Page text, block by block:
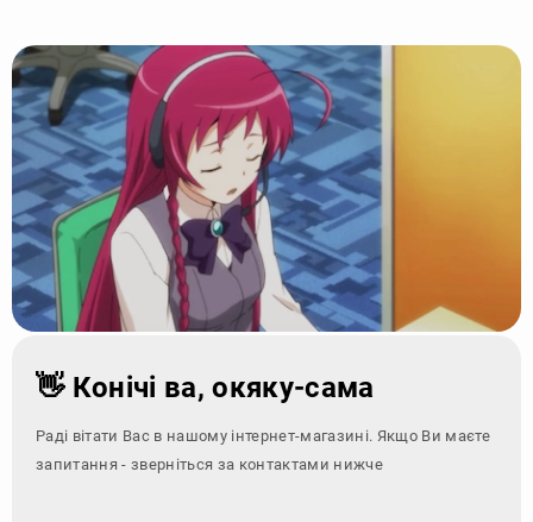
👋 Конічі ва, окяку-сама
Раді вітати Вас в нашому інтернет-магазині. Якщо Ви маєте
запитання - зверніться за контактами нижче і ми з раді